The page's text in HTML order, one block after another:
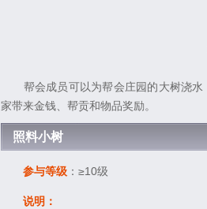
帮会成员可以为帮会庄园的大树浇水
家带来金钱、帮贡和物品奖励。
照料小树
参与等级 ：≥10级
说明：